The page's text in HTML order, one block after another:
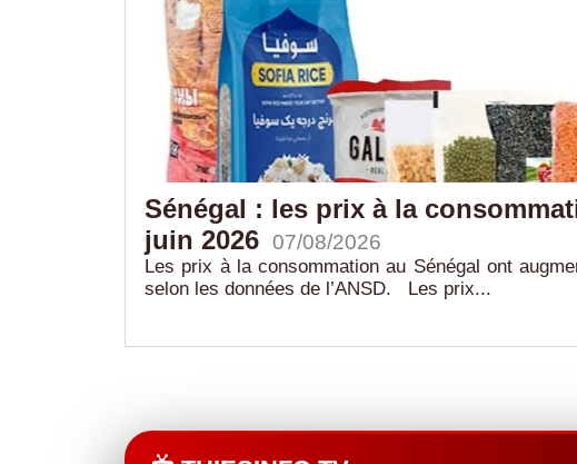
Sénégal : les prix à la
juin 2026 07/08/2026
Les prix à la consommation au Sénégal ont
selon les données de l’ANSD. Les prix...